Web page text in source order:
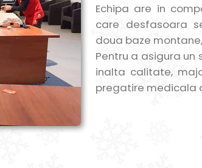
Echipa are in
care desfasoara
doua baze
Pentru a asigura
inalta calitate,
pregatire medicala